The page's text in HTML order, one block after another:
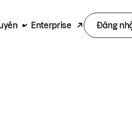
Enterprise Đăng